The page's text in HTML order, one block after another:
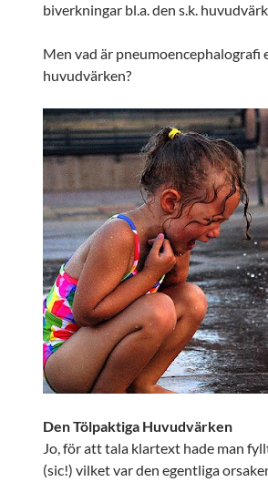
biverkningar bl.a. den s.k.
Men vad är pneumoencephalografi
huvudvärken?
Den Tölpaktiga Huvudvärken
Jo, för att tala klartext hade man
(sic!) vilket var den egentliga